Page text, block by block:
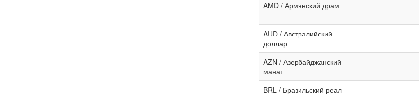
AMD / Армянский драм
AUD / Австралийский
доллар
AZN / Азербайджанский
манат
BRL / Бразильский реал